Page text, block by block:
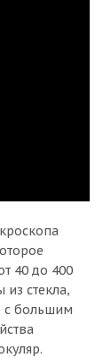
40 до 400
из стекла,
с большим